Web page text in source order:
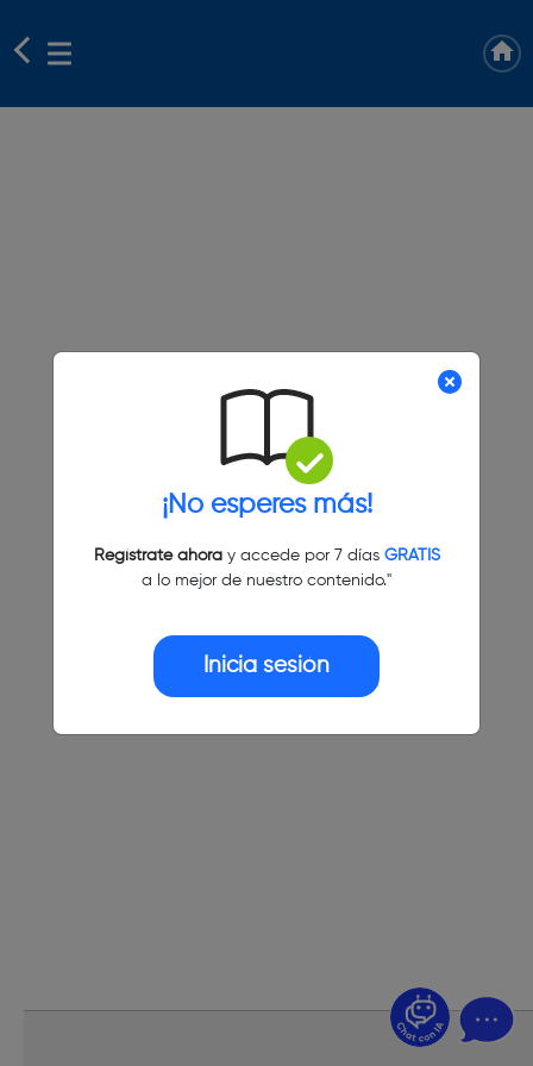
¡No esperes más!
Regístrate ahoray accede por 7 días GRATIS
a lo mejor de nuestro contenido."
Inicia sesión